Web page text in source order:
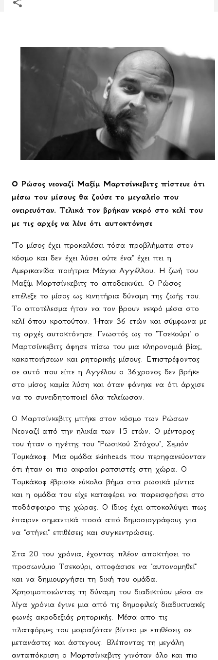
Ο Ρώσος νεοναζί Μαξίμ Μαρτσίνκεβιτς πίστευε ότι
μέσω του μίσους θα ζούσε το μεγαλείο που
ονειρευόταν. Τελικά τον βρήκαν νεκρό στο κελί του
με τις αρχές να λένε ότι αυτοκτόνησε
"Το μίσος έχει προκαλέσει τόσα προβλήματα στον
κόσμο και δεν έχει λύσει ούτε ένα" έχει πει η
Αμερικανίδα ποιήτρια Μάγια Αγγέλλου. Η ζωή του
Μαξίμ Μαρτσίνκεβιτς το αποδεικνύει. Ο Ρώσος
επέλεξε το μίσος ως κινητήρια δύναμη της ζωής του.
Το αποτέλεσμα ήταν να τον βρουν νεκρό μέσα στο
κελί όπου κρατούταν. Ήταν 36 ετών και σύμφωνα με
τις αρχές αυτοκτόνησε. Γνωστός ως το "Τσεκούρι" ο
Μαρτσίνκεβιτς άφησε πίσω του μια κληρονομιά βίας,
κακοποιήσεων και ρητορικής μίσους. Επιστρέφοντας
σε αυτό που είπε η Αγγέλου ο 36χρονος δεν βρήκε
στο μίσος καμία λύση και όταν φάνηκε να ότι άρχισε
να το συνειδητοποιεί όλα τελείωσαν.
Ο Μαρτσίνκεβιτς μπήκε στον κόσμο των Ρώσων
Νεοναζί από την ηλικία των 15 ετών. Ο μέντορας
του ήταν ο ηγέτης του "Ρωσικού Στόχου", Σεμιόν
Τομκάκοφ. Μια ομάδα skinheads που περηφανεύονταν
ότι ήταν οι πιο ακραίοι ρατσιστές στη χώρα. Ο
Τομκάκοφ έβρισκε εύκολα βήμα στα ρωσικά μίντια
και η ομάδα του είχε καταφέρει να παρεισφρήσει στο
ποδόσφαιρο της χώρας. Ο ίδιος έχει αποκαλύψει πως
έπαιρνε σημαντικά ποσά από δημοσιογράφους για
να "στήνει" επιθέσεις και συγκεντρώσεις.
Στα 20 του χρόνια, έχοντας πλέον αποκτήσει το
προσωνύμιο Τσεκούρι, αποφάσισε να "αυτονομηθεί"
και να δημιουργήσει τη δική του ομάδα.
Χρησιμοποιώντας τη δύναμη του διαδικτύου μέσα σε
λίγα χρόνια έγινε μια από τις δημοφιλείς διαδικτυακές
φωνές ακροδεξιάς ρητορικής. Μέσα απο τις
πλατφόρμες του μοιραζόταν βίντεο με επιθέσεις σε
μετανάστες και άστεγους. Βλέποντας τη μεγάλη
ανταπόκριση ο Μαρτσίνκεβιτς γινόταν όλο και πιο